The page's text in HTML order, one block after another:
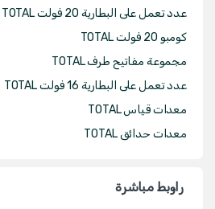
عدد تعمل على البطارية 20 فولت TOTAL
كومبو 20 فولت TOTAL
مجموعة مفاتيح طرف TOTAL
عدد تعمل على البطارية 16 فولت TOTAL
معدات قياس TOTAL
معدات حدائق TOTAL
راوبط مباشرة